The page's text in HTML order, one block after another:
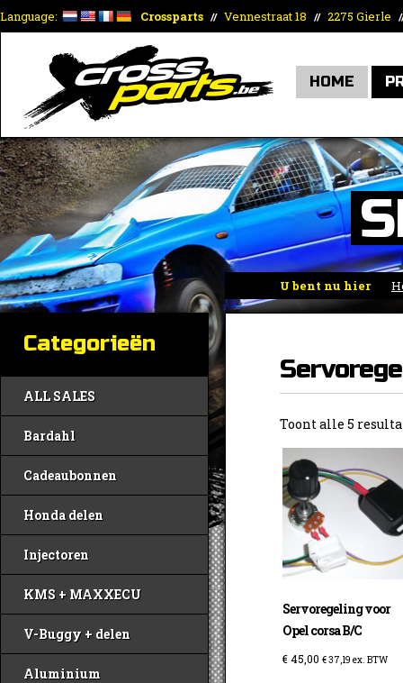
Language: Crossparts // Vennestraat 18 // 2275 Gierle
HOME
U bent nu hier
Categorieën
ALL SALES
Bardahl
Cadeaubonnen
Honda delen
Injectoren
KMS + MAXXECU
V-Buggy + delen
Aluminium
Toont alle 5
Servoregeling voor
Opel corsa B/C
€45,00 €37,19 ex. BTW